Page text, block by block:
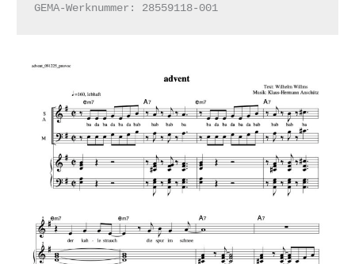
GEMA-Werknummer: 28559118-001